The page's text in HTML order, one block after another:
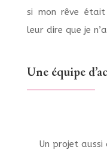
si mon rêve
leur dire que je
Une équipe
Un projet aussi